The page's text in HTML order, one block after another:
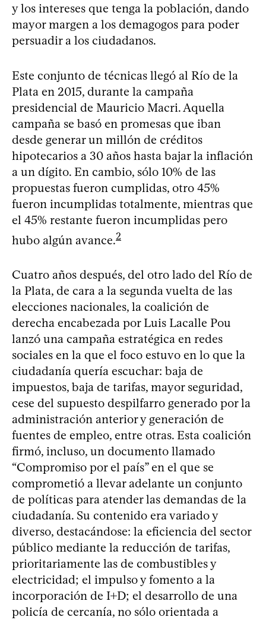
y los intereses que tenga la población, dando
mayor margen a los demagogos para poder
persuadir a los ciudadanos.
Este conjunto de técnicas llegó al Río de la
Plata en 2015, durante la campaña
presidencial de Mauricio Macri. Aquella
campaña se basó en promesas que iban
desde generar un millón de créditos
hipotecarios a 30 años hasta bajar la inflación
a un dígito. En cambio, sólo 10% de las
propuestas fueron cumplidas, otro 45%
fueron incumplidas totalmente, mientras que
el 45% restante fueron incumplidas pero
hubo algún avance.2
Cuatro años después, del otro lado del Río de
la Plata, de cara a la segunda vuelta de las
elecciones nacionales, la coalición de
derecha encabezada por Luis Lacalle Pou
lanzó una campaña estratégica en redes
sociales en la que el foco estuvo en lo que la
ciudadanía quería escuchar: baja de
impuestos, baja de tarifas, mayor seguridad,
cese del supuesto despilfarro generado por la
administración anterior y generación de
fuentes de empleo, entre otras. Esta coalición
firmó, incluso, un documento llamado
“Compromiso por el país” en el que se
comprometió a llevar adelante un conjunto
de políticas para atender las demandas de la
ciudadanía. Su contenido era variado y
diverso, destacándose: la eficiencia del sector
público mediante la reducción de tarifas,
prioritariamente las de combustibles y
electricidad; el impulso y fomento a la
incorporación de I+D; el desarrollo de una
policía de cercanía, no sólo orientada a